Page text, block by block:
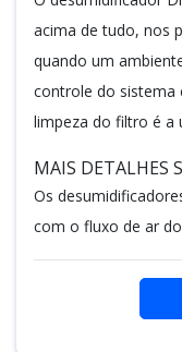
acima de tudo, nos
quando um
controle do sistema
limpeza do filtro é a
MAIS DETALHES
Os
com o fluxo de ar